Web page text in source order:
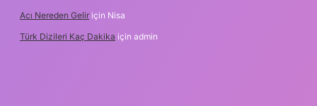
Acı Nereden Gelir için Nisa
Türk Dizileri Kaç Dakika için admin